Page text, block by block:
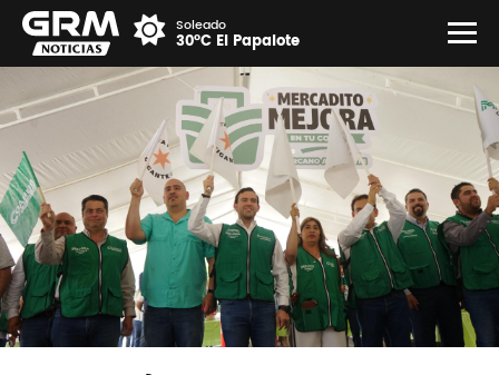
Soleado
30°C El Papalote